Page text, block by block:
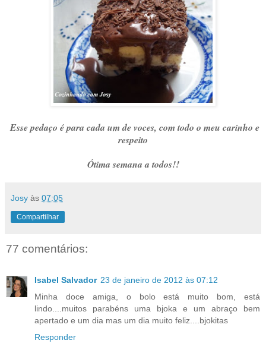
Esse pedaço é para cada um de voces, com todo o meu carinho e
respeito
Ótima semana a todos!!
Josy às 07:05
Compartilhar
77 comentários:
Isabel Salvador 23 de janeiro de 2012 às 07:12
Minha doce amiga, o bolo está muito bom, está
lindo....muitos parabéns uma bjoka e um abraço bem
apertado e um dia mas um dia muito feliz....bjokitas
Responder